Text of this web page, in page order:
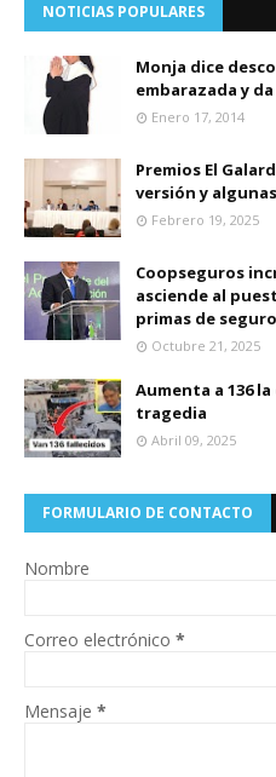
NOTICIAS POPULARES
Monja dice
embarazada y
Enero 17, 2014
Premios El
versión y
Febrero 19, 2025
Coopseguros
asciende al
primas de
Octubre 21, 2025
Aumenta a 136
tragedia
Abril 09, 2025
FORMULARIO DE CONTACTO
Nombre
Correo electrónico *
Mensaje *